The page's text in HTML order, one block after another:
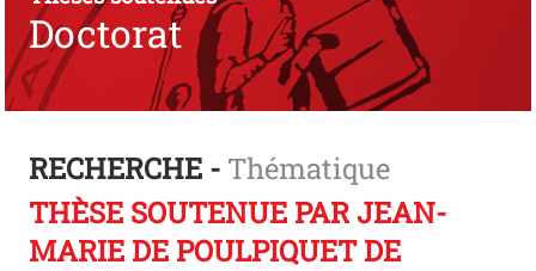
Doctorat
RECHERCHE - Thématique
THÈSE SOUTENUE PAR JEAN-
MARIE DE POULPIQUET DE